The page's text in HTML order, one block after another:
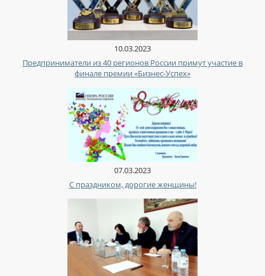
10.03.2023
Предприниматели из 40 регионов России примут участие в
финале премии «Бизнес-Успех»
07.03.2023
С праздником, дорогие женщины!